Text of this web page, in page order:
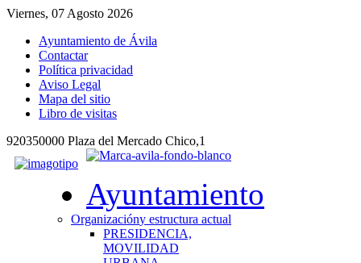
Viernes, 07 Agosto 2026
Ayuntamiento de Ávila
Contactar
Política privacidad
Aviso Legal
Mapa del sitio
Libro de visitas
920350000 Plaza del Mercado Chico,1
Ayuntamiento
Organizacióny estructura actual
PRESIDENCIA,
MOVILIDAD